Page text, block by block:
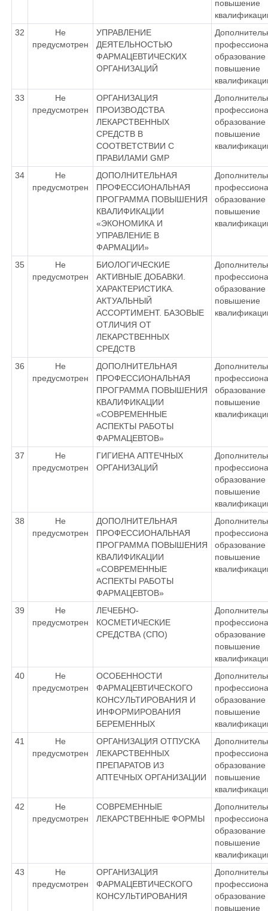
повышение
32
Не
предусмотрен
УПРАВЛЕНИЕ
ДЕЯТЕЛЬНОСТЬЮ
ФАРМАЦЕВТИЧЕСКИХ
ОРГАНИЗАЦИЙ
образование
повышение
33
Не
предусмотрен
ОРГАНИЗАЦИЯ
ПРОИЗВОДСТВА
ЛЕКАРСТВЕННЫХ
СРЕДСТВ В
СООТВЕТСТВИИ С
ПРАВИЛАМИ GMP
образование
повышение
34
Не
предусмотрен
ДОПОЛНИТЕЛЬНАЯ
ПРОФЕССИОНАЛЬНАЯ
ПРОГРАММА ПОВЫШЕНИЯ
КВАЛИФИКАЦИИ
«ЭКОНОМИКА И
УПРАВЛЕНИЕ В
ФАРМАЦИИ»
образование
повышение
35
Не
предусмотрен
БИОЛОГИЧЕСКИЕ
АКТИВНЫЕ ДОБАВКИ.
ХАРАКТЕРИСТИКА.
АКТУАЛЬНЫЙ
АССОРТИМЕНТ. БАЗОВЫЕ
ОТЛИЧИЯ ОТ
ЛЕКАРСТВЕННЫХ
СРЕДСТВ
образование
повышение
36
Не
предусмотрен
ДОПОЛНИТЕЛЬНАЯ
ПРОФЕССИОНАЛЬНАЯ
ПРОГРАММА ПОВЫШЕНИЯ
КВАЛИФИКАЦИИ
«СОВРЕМЕННЫЕ
АСПЕКТЫ РАБОТЫ
ФАРМАЦЕВТОВ»
образование
повышение
37
Не
предусмотрен
ГИГИЕНА АПТЕЧНЫХ
ОРГАНИЗАЦИЙ
образование
повышение
38
Не
предусмотрен
ДОПОЛНИТЕЛЬНАЯ
ПРОФЕССИОНАЛЬНАЯ
ПРОГРАММА ПОВЫШЕНИЯ
КВАЛИФИКАЦИИ
«СОВРЕМЕННЫЕ
АСПЕКТЫ РАБОТЫ
ФАРМАЦЕВТОВ»
образование
повышение
39
Не
предусмотрен
ЛЕЧЕБНО-
КОСМЕТИЧЕСКИЕ
СРЕДСТВА (СПО)
образование
повышение
40
Не
предусмотрен
ОСОБЕННОСТИ
ФАРМАЦЕВТИЧЕСКОГО
КОНСУЛЬТИРОВАНИЯ И
ИНФОРМИРОВАНИЯ
БЕРЕМЕННЫХ
образование
повышение
41
Не
предусмотрен
ОРГАНИЗАЦИЯ ОТПУСКА
ЛЕКАРСТВЕННЫХ
ПРЕПАРАТОВ ИЗ
АПТЕЧНЫХ ОРГАНИЗАЦИИ
образование
повышение
42
Не
предусмотрен
СОВРЕМЕННЫЕ
ЛЕКАРСТВЕННЫЕ ФОРМЫ
образование
повышение
43
Не
предусмотрен
ОРГАНИЗАЦИЯ
ФАРМАЦЕВТИЧЕСКОГО
КОНСУЛЬТИРОВАНИЯ
образование
повышение